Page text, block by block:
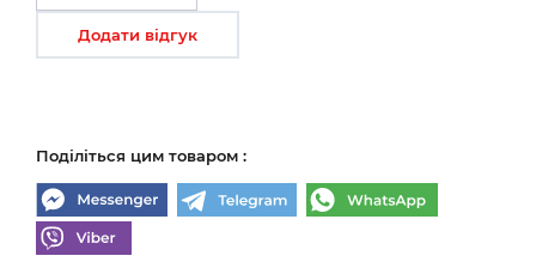
Додати відгук
Поділіться цим товаром :